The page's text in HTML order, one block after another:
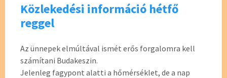
Közlekedési információ hétfő
reggel
Az ünnepek elmúltával ismét erős forgalomra kell
számítani Budakeszin.
Jelenleg fagypont alatti a hőmérséklet, de a nap